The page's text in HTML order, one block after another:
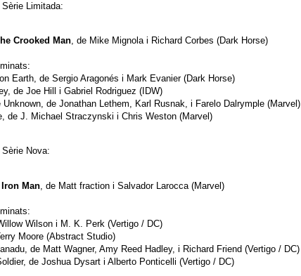
Sèrie Limitada:
Crooked Man, de Mike Mignola i Richard Corbes (Dark Horse)
Earth, de Sergio Aragonés i Mark Evanier (Dark Horse)
de Joe Hill i Gabriel Rodriguez (IDW)
Unknown, de Jonathan Lethem, Karl Rusnak, i Farelo Dalrymple (Marvel)
de J. Michael Straczynski i Chris Weston (Marvel)
Sèrie Nova:
Man , de Matt fraction i Salvador Larocca (Marvel)
Wilson i M. K. Perk (Vertigo / DC)
Moore (Abstract Studio)
de Matt Wagner, Amy Reed Hadley, i Richard Friend (Vertigo / DC)
de Joshua Dysart i Alberto Ponticelli (Vertigo / DC)